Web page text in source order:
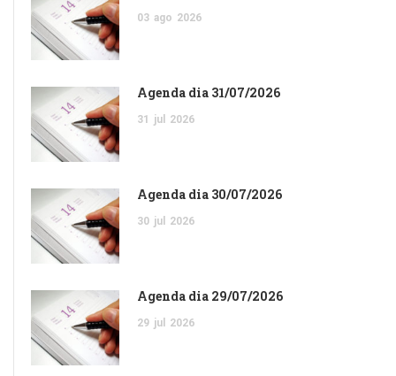
03 ago 2026
Agenda dia 31/07/2026
31 jul 2026
Agenda dia 30/07/2026
30 jul 2026
Agenda dia 29/07/2026
29 jul 2026